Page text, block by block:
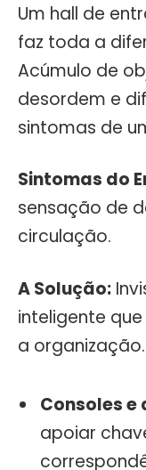
Um hall de
faz toda a
Acúmulo de
desordem e
sintomas de
Sintomas do
sensação de
circulação.
A Solução:
inteligente
a organização.
Consoles
apoiar